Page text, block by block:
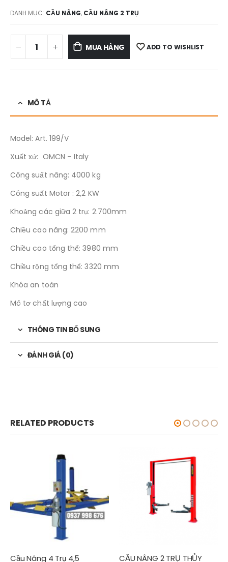
DANH MỤC: CẦU NÂNG, CẦU NÂNG 2 TRỤ
MUA HÀNG ADD TO WISHLIST
MÔ TẢ
Model: Art. 199/V
Xuất xứ: OMCN – Italy
Công suất nâng: 4000 kg
Công suất Motor : 2,2 KW
Khoảng các giữa 2 trụ: 2.700mm
Chiều cao nâng: 2200 mm
Chiều cao tổng thể: 3980 mm
Chiều rộng tổng thể: 3320 mm
Khóa an toàn
Mô tơ chất lượng cao
THÔNG TIN BỔ SUNG
ĐÁNH GIÁ (0)
RELATED PRODUCTS
Cầu Nâng 4 Trụ 4,5 CẦU NÂNG 2 TRỤ THỦY